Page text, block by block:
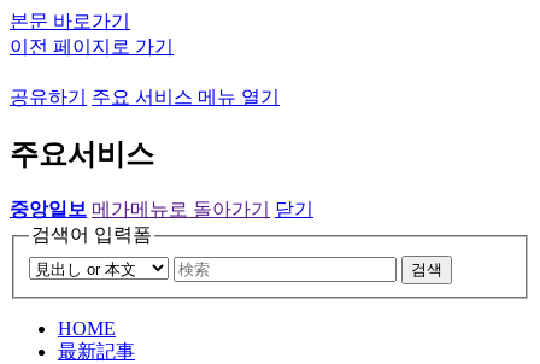
본문 바로가기
이전 페이지로 가기
공유하기 주요 서비스 메뉴 열기
주요서비스
중앙일보 메가메뉴로 돌아가기
닫기
검색어 입력폼
검색
HOME
最新記事